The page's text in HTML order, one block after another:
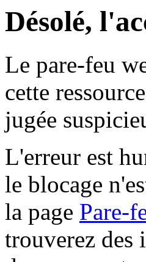
Désolé,
Le pare-feu
cette
jugée
L'erreur est
le blocage
la page Pare-
trouverez des